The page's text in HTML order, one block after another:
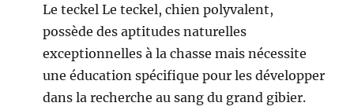
Le teckel Le teckel, chien polyvalent,
possède des aptitudes naturelles
exceptionnelles à la chasse mais nécessite
une éducation spécifique pour les développer
dans la recherche au sang du grand gibier.